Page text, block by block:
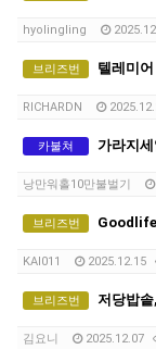
hyolingling
브리즈번 텔레미어
RICHARDN
카불쳐 가라지세일합니
낭만워홀10만불벌기
브리즈번 Goodlife
KAI011 2025.12.15
브리즈번 저당밥솥, 전기
김요니 2025.12.07